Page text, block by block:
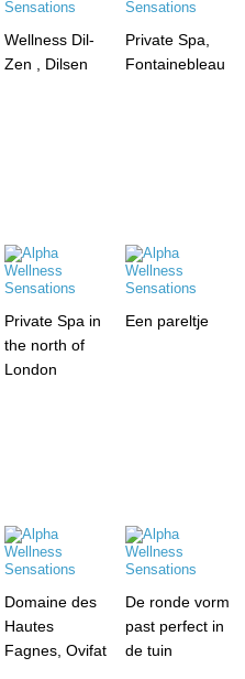
Wellness Dil-
Zen , Dilsen
Private Spa,
Fontainebleau
Private Spa in
the north of
London
Een pareltje
Domaine des
Hautes
Fagnes, Ovifat
De ronde vorm
past perfect in
de tuin